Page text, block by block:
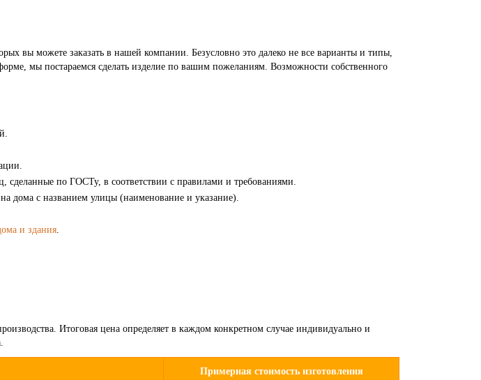
вы можете заказать в нашей компании. Безусловно это далеко не все варианты и типы,
мы постараемся сделать изделие по вашим пожеланиям. Возможности собственного
по ГОСТу, в соответствии с правилами и требованиями.
дома с названием улицы (наименование и указание).
и здания.
Итоговая цена определяет в каждом конкретном случае индивидуально и
Примерная стоимость изготовления